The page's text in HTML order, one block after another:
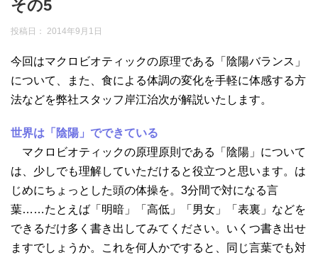
その5
投稿日： 2014年9月1日
今回はマクロビオティックの原理である「陰陽バランス」
について、また、食による体調の変化を手軽に体感する方
法などを弊社スタッフ岸江治次が解説いたします。
世界は「陰陽」でできている
マクロビオティックの原理原則である「陰陽」について
は、少しでも理解していただけると役立つと思います。は
じめにちょっとした頭の体操を。3分間で対になる言
葉……たとえば「明暗」「高低」「男女」「表裏」などを
できるだけ多く書き出してみてください。いくつ書き出せ
ますでしょうか。これを何人かですると、同じ言葉でも対